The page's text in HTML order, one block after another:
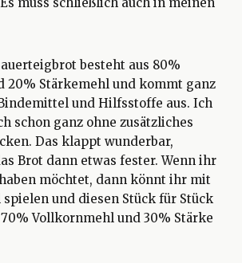
besteht aus 80%
20% Stärkemehl und kommt ganz
und Hilfsstoffe aus. Ich
schon ganz ohne zusätzliches
Das klappt wunderbar,
Brot dann etwas fester. Wenn ihr
möchtet, dann könnt ihr mit
und diesen Stück für Stück
Vollkornmehl und 30% Stärke